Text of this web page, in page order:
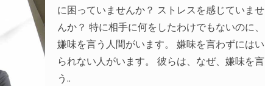
に困っていませんか？ ストレスを感じていませ
んか？ 特に相手に何をしたわけでもないのに、
嫌味を言う人間がいます。 嫌味を言わずにはい
られない人がいます。 彼らは、なぜ、嫌味を言
う..